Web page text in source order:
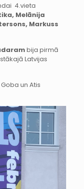
4.vieta
Melānija
Markuss
bija pirmā
Latvijas
un Atis